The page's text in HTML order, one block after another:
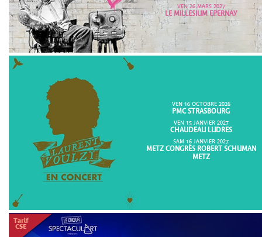
VEN 26 MARS 2027
LE MILLESIUM EPERNAY
VEN 16 OCTOBRE 2026
PMC STRASBOURG
VEN 15 JANVIER 2027
CHAUDEAU LUDRES
SAM 16 JANVIER 2027
METZ CONGRÈS ROBERT SCHUMAN
METZ